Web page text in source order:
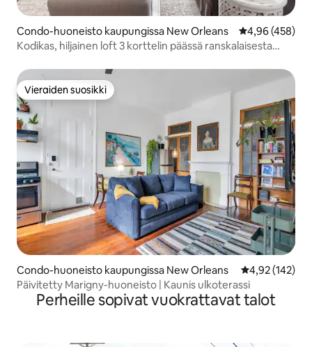
Condo-huoneisto kaupungissa New Orleans
4,96 (458)
Kodikas, hiljainen loft 3 korttelin päässä ranskalaisesta
Vieraiden suosikki
Vieraiden suosikki
Condo-huoneisto kaupungissa New Orleans
4,92 (142)
Päivitetty Marigny-huoneisto | Kaunis ulkoterassi
Perheille sopivat vuokrattavat talot